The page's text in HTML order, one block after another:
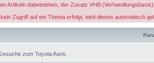
Artikeln dabeistehen, der Zusatz VHB
Zugriff auf ein Thema erfolgt, wird dieses automatisch
zum Toyota Auris.